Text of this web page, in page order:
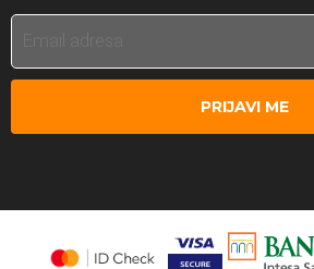
PRIJAVI ME